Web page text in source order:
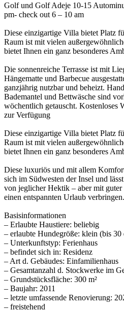
Golf und Golf Adeje 10-15
pm- check out 6 – 10 am
Diese einzigartige Villa bietet Platz
Raum ist mit vielen
bietet Ihnen ein ganz besonderes
Die sonnenreiche Terrasse ist mit
Hängematte und Barbecue
ganzjährig nutzbar und beheizt.
Bademantel und Bettwäsche sind
wöchentlich getauscht. Kostenloses
zur Verfügung
Diese einzigartige Villa bietet Platz
Raum ist mit vielen
bietet Ihnen ein ganz besonderes
Diese luxuriös und mit allem
sich im Südwesten der Insel und
von jeglicher Hektik – aber mit
einen entspannten Urlaub verbringen.
Basisinformationen
– Erlaubte Haustiere: beliebig
– erlaubte Hundegröße: klein (bis 30
– Unterkunftstyp: Ferienhaus
– befindet sich in: Residenz
– Art d. Gebäudes: Einfamilienhaus
– Gesamtanzahl d. Stockwerke im
– Grundstücksfläche: 300 m²
– Baujahr: 2011
– letzte umfassende Renovierung:
– freistehend